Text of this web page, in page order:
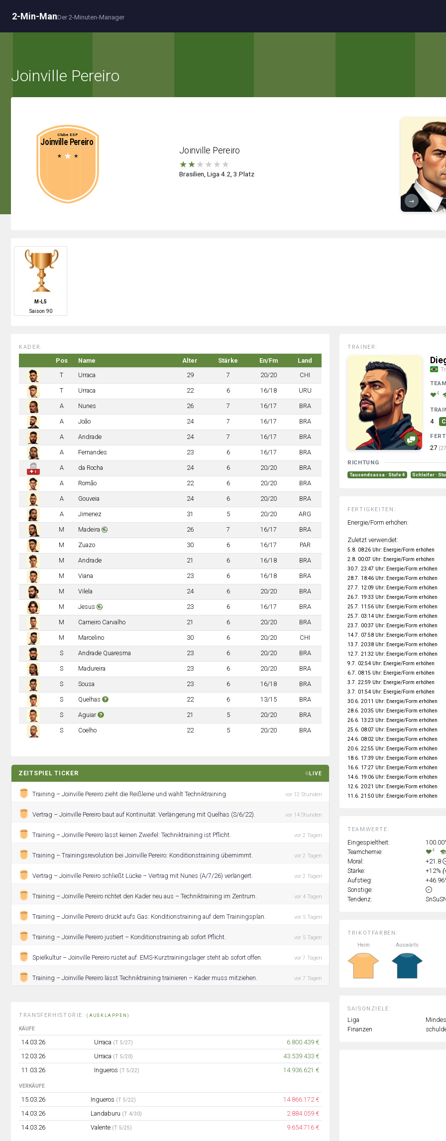
2-Min-ManDer 2-Minuten-Manager
Joinville Pereiro
Joinville Pereiro
★★★ ★ ★ ★
Brasilien, Liga 4.2, 3.Platz
→
M-L5
Saison 90
KADER:
Pos Name Alter Stärke En/Fm
Land
T
Urraca 29 7 20/20 CHI
T Urraca 22 6 16/18 URU
A Nunes 26 7 16/17 BRA
A João 24 7 16/17 BRA
A Andrade 24 7 16/17 BRA
A Fernandes 23 6 16/17 BRA
✚ 1
A da Rocha 24 6 20/20 BRA
A Romão 22 6 20/20 BRA
A Gouveia 24 6 20/20 BRA
A Jimenez 31 5 20/20 ARG
M Madeira 26 7 16/17 BRA
M Zuazo 30 6 16/17 PAR
M Andrade 21 6 16/18 BRA
M Viana 23 6 16/18 BRA
M Vilela 24 6 20/20 BRA
M Jesus 23 6 16/17 BRA
M Carneiro Carvalho 21 6 20/20 BRA
M Marcelino 30 6 20/20 CHI
S Andrade Quaresma 23 6 20/20 BRA
S Madureira 23 6 20/20 BRA
S Sousa 23 6 16/18 BRA
S Quelhas 22 6 13/15 BRA
S Aguiar 21 5 20/20 BRA
S Coelho 22 5 20/20 BRA
ZEITSPIEL TICKER LIVE
Training – Joinville Pereiro zieht die Reißleine und wählt Techniktraining. vor 12 Stunden
Vertrag – Joinville Pereiro baut auf Kontinuität: Verlängerung mit Quelhas (S/6/22). vor 14 Stunden
Training – Joinville Pereiro lässt keinen Zweifel: Techniktraining ist Pflicht. vor 2 Tagen
Training – Trainingsrevolution bei Joinville Pereiro: Konditionstraining übernimmt. vor 2 Tagen
Vertrag – Joinville Pereiro schließt Lücke – Vertrag mit Nunes (A/7/26) verlängert. vor 2 Tagen
Training – Joinville Pereiro richtet den Kader neu aus – Techniktraining im Zentrum. vor 4 Tagen
Training – Joinville Pereiro drückt aufs Gas: Konditionstraining auf dem Trainingsplan. vor 5 Tagen
Training – Joinville Pereiro justiert – Konditionstraining ab sofort Pflicht. vor 5 Tagen
Spielkultur – Joinville Pereiro rüstet auf: EMS-Kurztrainingslager steht ab sofort offen. vor 7 Tagen
Training – Joinville Pereiro lässt Techniktraining trainieren – Kader muss mitziehen. vor 7 Tagen
TRANSFERHISTORIE:(AUSKLAPPEN)
KÄUFE
14.03.26 Urraca (T 5/27)
6.800.439 €
12.03.26
Urraca (T 5/20)
43.539.433 €
11.03.26
Ingueros (T 5/22) 14.936.621 €
VERKÄUFE
15.03.26 Ingueros (T 5/22)
14.866.172 €
14.03.26
Landaburu (T 4/30)
2.884.059 €
14.03.26
Valente (T 5/25) 9.654.716 €
TRIKOTFARBEN:
Heim
Auswärts
SAISONZIELE:
Liga
Finanzen
TEAMWERTE:
Eingespieltheit:
Teamchemie:
4
Moral:
+21.8
Stärke:
+12%
Aufstieg:
Sonstige:
Tendenz:
TRAINER:
4
4
27
RICHTUNG
Tausendsassa · Stufe 4 Schleifer ·
FERTIGKEITEN:
Energie/Form erhöhen:
Zuletzt verwendet:
5.8. 08:26 Uhr: Energie/Form erhöhen
2.8. 00:07 Uhr: Energie/Form erhöhen
30.7. 23:47 Uhr: Energie/Form erhöhen
28.7. 18:46 Uhr: Energie/Form erhöhen
27.7. 12:09 Uhr: Energie/Form erhöhen
26.7. 19:33 Uhr: Energie/Form erhöhen
25.7. 11:56 Uhr: Energie/Form erhöhen
25.7. 03:14 Uhr: Energie/Form erhöhen
23.7. 00:37 Uhr: Energie/Form erhöhen
14.7. 07:58 Uhr: Energie/Form erhöhen
13.7. 20:38 Uhr: Energie/Form erhöhen
12.7. 21:32 Uhr: Energie/Form erhöhen
9.7. 02:54 Uhr: Energie/Form erhöhen
6.7. 08:15 Uhr: Energie/Form erhöhen
3.7. 22:59 Uhr: Energie/Form erhöhen
3.7. 01:54 Uhr: Energie/Form erhöhen
30.6. 20:11 Uhr: Energie/Form erhöhen
28.6. 20:35 Uhr: Energie/Form erhöhen
26.6. 13:23 Uhr: Energie/Form erhöhen
25.6. 08:07 Uhr: Energie/Form erhöhen
24.6. 08:02 Uhr: Energie/Form erhöhen
20.6. 22:55 Uhr: Energie/Form erhöhen
18.6. 17:39 Uhr: Energie/Form erhöhen
16.6. 17:27 Uhr: Energie/Form erhöhen
14.6. 19:06 Uhr: Energie/Form erhöhen
12.6. 20:21 Uhr: Energie/Form erhöhen
11.6. 21:50 Uhr: Energie/Form erhöhen